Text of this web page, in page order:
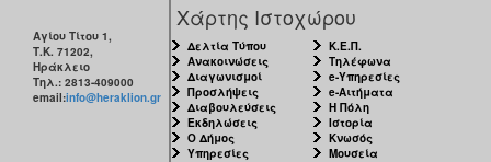
ΔΗΜΟΤΗΣ
ΕΠΙΣΚΕΠΤΗΣ
Αγίου Τίτου 1,
Τ.Κ. 71202,
Ηράκλειο
Τηλ.: 2813-409000
email:info@heraklion.gr
Χάρτης Ιστοχώρου
Δελτία Τύπου
Ανακοινώσεις
Διαγωνισμοί
Προσλήψεις
Διαβουλεύσεις
Εκδηλώσεις
Ο Δήμος
Υπηρεσίες
Κ.Ε.Π.
Τηλέφωνα
e-Υπηρεσίες
e-Αιτήματα
Η Πόλη
Ιστορία
Κνωσός
Μουσεία